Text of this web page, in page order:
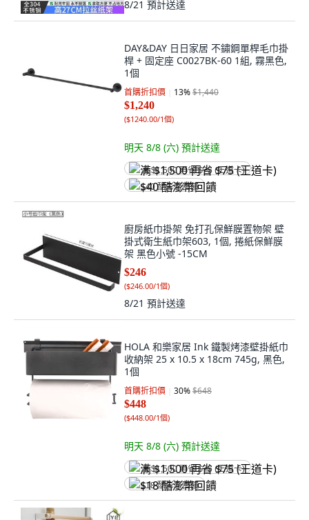
8/21 預計送達
DAY&DAY 日日家居 不鏽鋼單桿毛巾掛
桿 + 固定座 C0027BK-60 1組, 霧黑色,
1個
首購折扣價 13%$1,440
$1,240
($1240.00/1個)
明天 8/8 (六) 預計送達
满 $1,500 再省 $75 (王道卡)
$40 酷澎幣回饋
廚房紙巾掛架 免打孔保鮮膜置物架 壁
掛式衛生紙巾架603, 1個, 捲紙保鮮膜
架 黑色小號 -15CM
$246
($246.00/1個)
8/21 預計送達
HOLA 和樂家居 Ink 鐵製烤漆壁掛紙巾
收納架 25 x 10.5 x 18cm 745g, 黑色,
1個
首購折扣價 30%$648
$448
($448.00/1個)
明天 8/8 (六) 預計送達
满 $1,500 再省 $75 (王道卡)
$18 酷澎幣回饋